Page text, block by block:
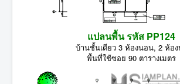
แปลนพื้น รหัส PP124
บ้านชั้นเดียว 3 ห้องนอน, 2 ห้อง
พื้นที่ใช้ซอย 90 ตารางเมตร